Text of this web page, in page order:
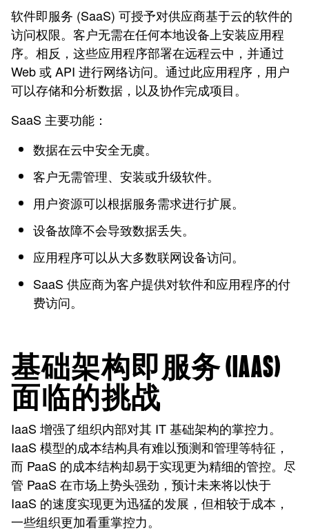
软件即服务 (SaaS) 可授予对供应商基于云的软件的
访问权限。客户无需在任何本地设备上安装应用程
序。相反，这些应用程序部署在远程云中，并通过
Web 或 API 进行网络访问。通过此应用程序，用户
可以存储和分析数据，以及协作完成项目。
SaaS 主要功能：
数据在云中安全无虞。
客户无需管理、安装或升级软件。
用户资源可以根据服务需求进行扩展。
设备故障不会导致数据丢失。
应用程序可以从大多数联网设备访问。
SaaS 供应商为客户提供对软件和应用程序的付
费访问。
基础架构即服务 (IAAS)
面临的挑战
IaaS 增强了组织内部对其 IT 基础架构的掌控力。
IaaS 模型的成本结构具有难以预测和管理等特征，
而 PaaS 的成本结构却易于实现更为精细的管控。尽
管 PaaS 在市场上势头强劲，预计未来将以快于
IaaS 的速度实现更为迅猛的发展，但相较于成本，
一些组织更加看重掌控力。